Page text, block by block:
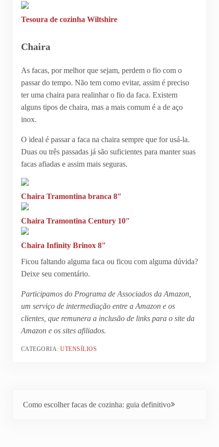
Tesoura de cozinha Wiltshire
Chaira
As facas, por melhor que sejam, perdem o fio com o
passar do tempo. Não tem como evitar, assim é preciso
ter uma chaira para realinhar o fio da faca. Existem
alguns tipos de chaira, mas a mais comum é a de aço
inox.
O ideal é passar a faca na chaira sempre que for usá-la.
Duas ou três passadas já são suficientes para manter suas
facas afiadas e assim mais seguras.
Chaira Tramontina branca 8″
Chaira Tramontina Century 10″
Chaira Infinity Brinox 8″
Ficou faltando alguma faca ou ficou com alguma dúvida?
Deixe seu comentário.
Participamos do Programa de Associados da Amazon,
um serviço de intermediação entre a Amazon e os
clientes, que remunera a inclusão de links para o site da
Amazon e os sites afiliados.
CATEGORIA:UTENSÍLIOS
Como escolher facas de cozinha: guia definitivo